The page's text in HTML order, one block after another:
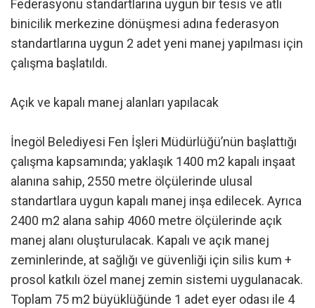
Federasyonu standartlarına uygun bir tesis ve atlı
binicilik merkezine dönüşmesi adına federasyon
standartlarına uygun 2 adet yeni manej yapılması için
çalışma başlatıldı.
Açık ve kapalı manej alanları yapılacak
İnegöl Belediyesi Fen İşleri Müdürlüğü’nün başlattığı
çalışma kapsamında; yaklaşık 1400 m2 kapalı inşaat
alanına sahip, 2550 metre ölçülerinde ulusal
standartlara uygun kapalı manej inşa edilecek. Ayrıca
2400 m2 alana sahip 4060 metre ölçülerinde açık
manej alanı oluşturulacak. Kapalı ve açık manej
zeminlerinde, at sağlığı ve güvenliği için silis kum +
prosol katkılı özel manej zemin sistemi uygulanacak.
Toplam 75 m2 büyüklüğünde 1 adet eyer odası ile 4